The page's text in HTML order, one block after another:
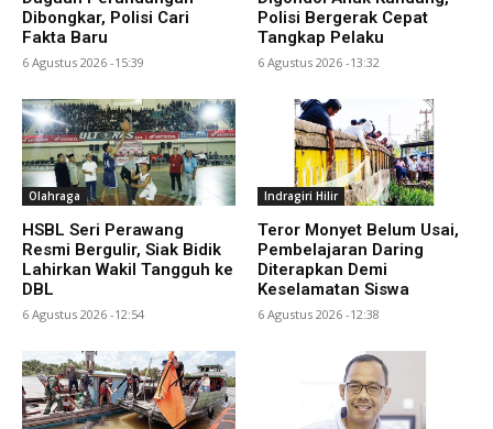
Dibongkar, Polisi Cari
Fakta Baru
6 Agustus 2026 -15:39
Polisi Bergerak Cepat
Tangkap Pelaku
6 Agustus 2026 -13:32
Olahraga
HSBL Seri Perawang
Resmi Bergulir, Siak Bidik
Lahirkan Wakil Tangguh ke
DBL
6 Agustus 2026 -12:54
Indragiri Hilir
Teror Monyet Belum Usai,
Pembelajaran Daring
Diterapkan Demi
Keselamatan Siswa
6 Agustus 2026 -12:38